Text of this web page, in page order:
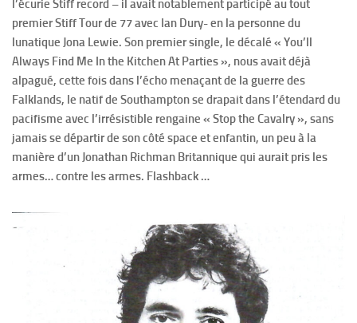
l’écurie Stiff record – il avait notablement participé au tout
premier Stiff Tour de 77 avec Ian Dury- en la personne du
lunatique Jona Lewie. Son premier single, le décalé « You’ll
Always Find Me In the Kitchen At Parties », nous avait déjà
alpagué, cette fois dans l’écho menaçant de la guerre des
Falklands, le natif de Southampton se drapait dans l’étendard du
pacifisme avec l’irrésistible rengaine « Stop the Cavalry », sans
jamais se départir de son côté space et enfantin, un peu à la
manière d’un Jonathan Richman Britannique qui aurait pris les
armes… contre les armes. Flashback …